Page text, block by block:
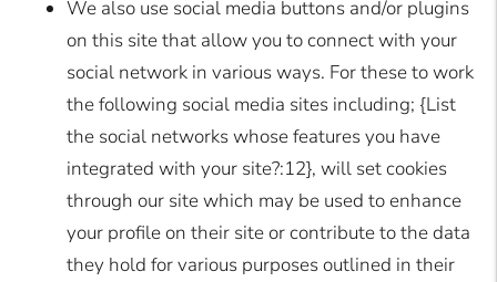
We also use social media buttons and/or plugins
on this site that allow you to connect with your
social network in various ways. For these to work
the following social media sites including; {List
the social networks whose features you have
integrated with your site?:12}, will set cookies
through our site which may be used to enhance
your profile on their site or contribute to the data
they hold for various purposes outlined in their